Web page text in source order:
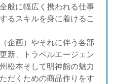
般に幅広く携われる仕事
るスキルを身に着けるこ
企画）やそれに伴う各部
新、トラベルエージェン
松本そして明神館の魅力
だくための商品作りをす